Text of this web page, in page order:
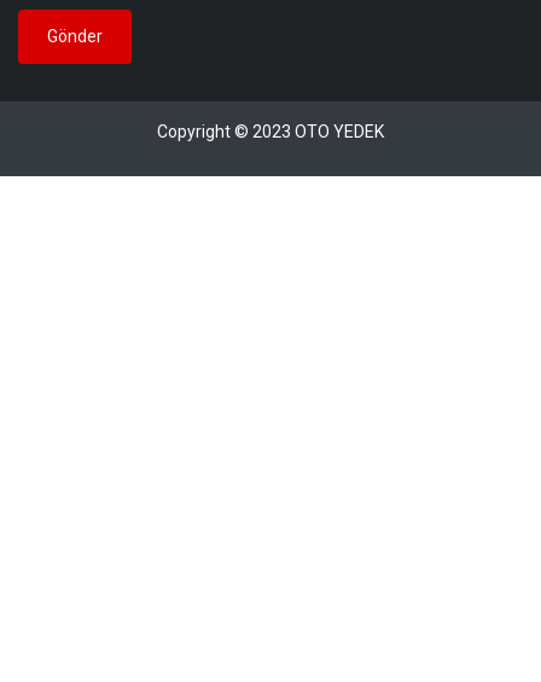
Copyright © 2023 OTO YEDEK